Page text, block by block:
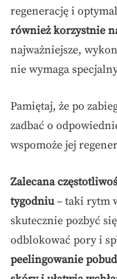
regenerację i
również korzystnie
najważniejsze,
nie wymaga
Pamiętaj, że po
zadbać o
wspomoże jej
Zalecana
tygodniu– taki rytm
skutecznie pozbyć
odblokować pory i
peelingowanie